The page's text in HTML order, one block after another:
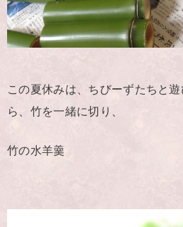
この夏休みは、ちびーずたちと
ら、竹を一緒に切り、
竹の水羊羹